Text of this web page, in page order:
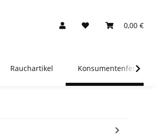
0,00 €
Rauchartikel Konsumentenfeuerwerk